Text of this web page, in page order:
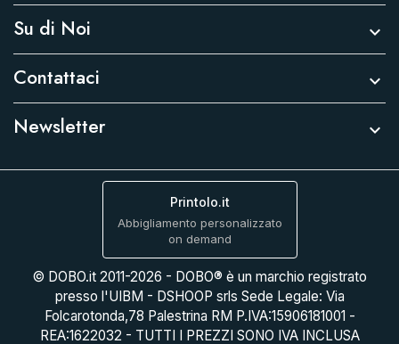
Su di Noi 
Contattaci 
Newsletter 
Printolo.it
Abbigliamento personalizzato
on demand
© DOBO.it 2011-2026 - DOBO® è un marchio registrato
presso l'UIBM - DSHOOP srls Sede Legale: Via
Folcarotonda,78 Palestrina RM P.IVA:15906181001 -
REA:1622032 - TUTTI I PREZZI SONO IVA INCLUSA